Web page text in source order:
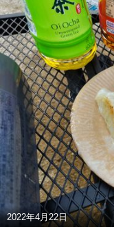
2022年4月22日